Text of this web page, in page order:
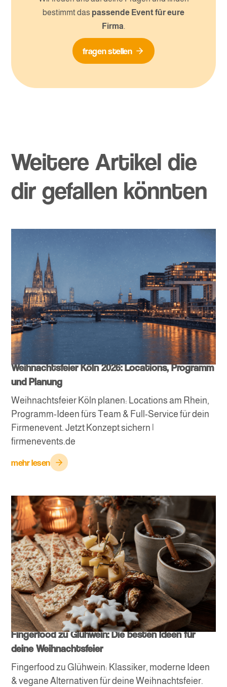
bestimmt das passende Event für eure
Firma.
fragen stellen
Weitere Artikel die
dir gefallen könnten
Weihnachtsfeier Köln 2026: Locations, Programm
und Planung
Weihnachtsfeier Köln planen: Locations am Rhein,
Programm-Ideen fürs Team & Full-Service für dein
Firmenevent. Jetzt Konzept sichern |
firmenevents.de
mehr lesen
Fingerfood zu Glühwein: Die besten Ideen für
deine Weihnachtsfeier
Fingerfood zu Glühwein: Klassiker, moderne Ideen
& vegane Alternativen für deine Weihnachtsfeier.